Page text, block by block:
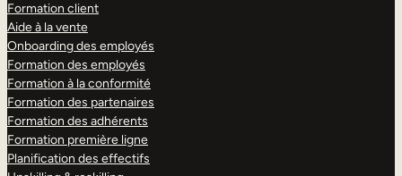
Formation client
Aide à la vente
Onboarding des employés
Formation des employés
Formation à la conformité
Formation des partenaires
Formation des adhérents
Formation première ligne
Planification des effectifs